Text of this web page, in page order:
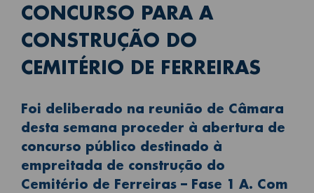
CONCURSO PARA A
CONSTRUÇÃO DO
CEMITÉRIO DE FERREIRAS
Foi deliberado na reunião de Câmara
desta semana proceder à abertura de
concurso público destinado à
empreitada de construção do
Cemitério de Ferreiras – Fase 1 A. Com